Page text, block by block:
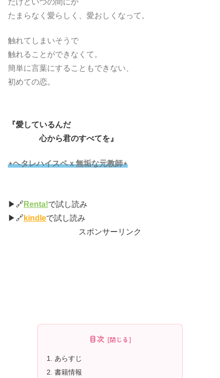
だけどいつの間にか
たまらなく愛らしく、愛おしくなって。
触れてしまいそうで
触れることができなくて。
簡単に言葉にすることもできない、
初めての恋。
『愛しているんだ
心から君のすべてを』
⋆ヘタレハイスペｘ無垢な元教師⋆
▶🔗 Renta!で試し読み
▶🔗 kindleで試し読み
スポンサーリンク
目次
あらすじ
書籍情報